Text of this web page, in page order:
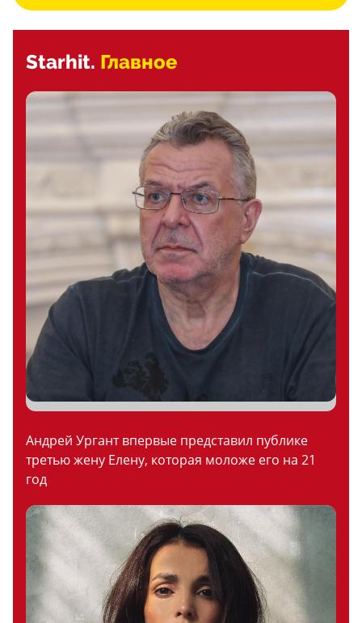
Starhit. Главное
Андрей Ургант впервые представил публике
третью жену Елену, которая моложе его на 21
год